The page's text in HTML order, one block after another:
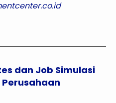
dan Job Simulasi